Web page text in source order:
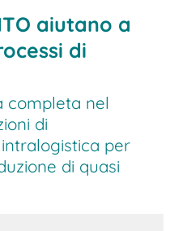
aiutano a
di
completa nel
di
per
di quasi